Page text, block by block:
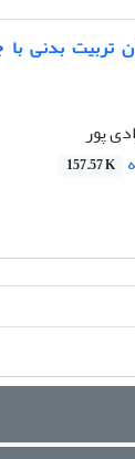
تربیت بدنی
پور
157.57 K